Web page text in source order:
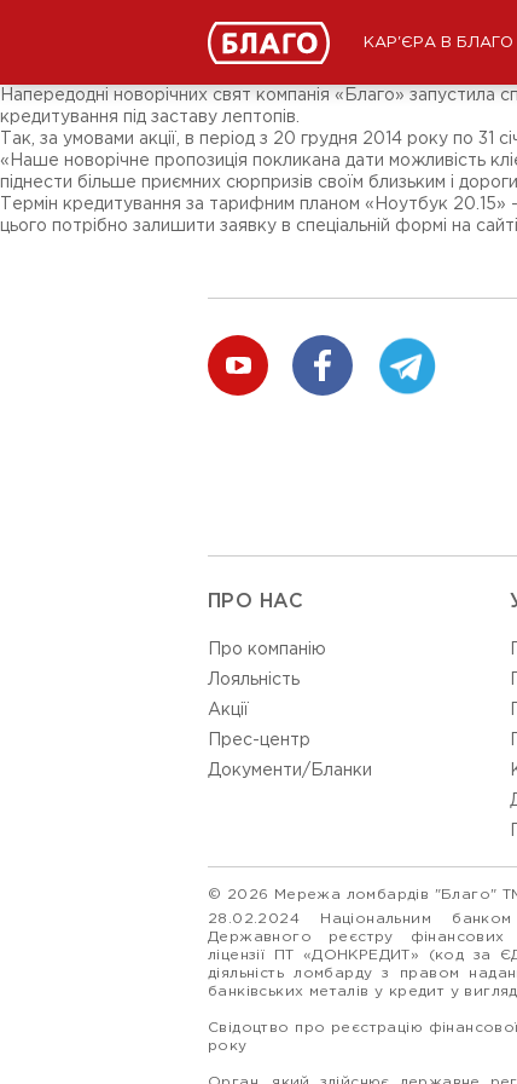
КАР'ЄРА В БЛАГО
Підписники соц-мереж
Напередодні новорічних свят компанія «Благо» запустила
кредитування під заставу лептопів.
Так, за умовами акції, в період з 20 грудня 2014 року по
«Наше новорічне пропозиція покликана дати можливість
піднести більше приємних сюрпризів своїм близьким і
Термін кредитування за тарифним планом «Ноутбук
цього потрібно залишити заявку в спеціальній формі на
ПРО НАС
Про компанію
Лояльність
Акції
Прес-центр
Документи/Бланки
© 2026 Мережа ломбардів "Благо"
28.02.2024 Національним
Державного реєстру
ліцензії ПТ «ДОНКРЕДИТ» (код за
діяльність ломбарду з правом
банківських металів у кредит у
Свідоцтво про реєстрацію
року